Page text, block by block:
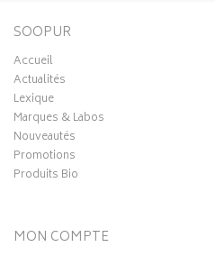
SOOPUR
Accueil
Actualités
Lexique
Marques & Labos
Nouveautés
Promotions
Produits Bio
MON COMPTE